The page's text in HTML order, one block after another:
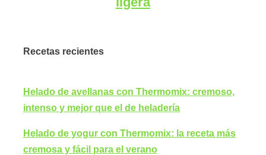
Recetas recientes
Helado de avellanas con Thermomix: cremoso,
intenso y mejor que el de heladería
Helado de yogur con Thermomix: la receta más
cremosa y fácil para el verano